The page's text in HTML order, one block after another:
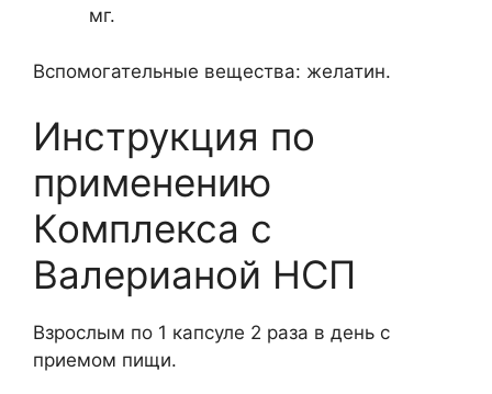
мг.
Вспомогательные вещества: желатин.
Инструкция по
применению
Комплекса с
Валерианой НСП
Взрослым по 1 капсуле 2 раза в день с
приемом пищи.